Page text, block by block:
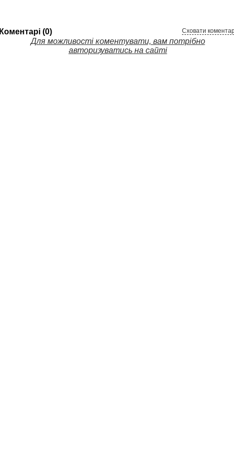
Коментарі (0) Сховати
Для можливості коментувати, вам потрібно
авторизуватись на сайті